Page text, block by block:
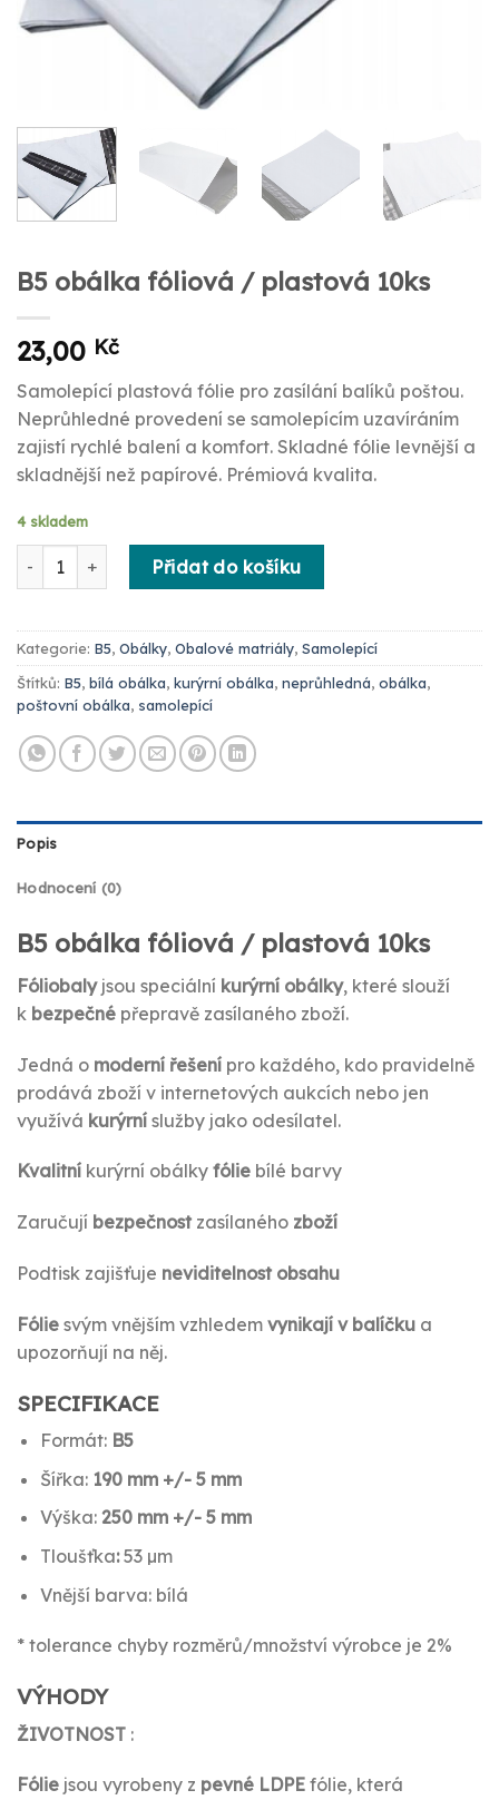
B5 obálka fóliová / plastová 10ks
23,00 Kč
Samolepící plastová fólie pro zasílání balíků poštou.
Neprůhledné provedení se samolepícím uzavíráním
zajistí rychlé balení a komfort. Skladné fólie levnější a
skladnější než papírové. Prémiová kvalita.
4 skladem
B5 obálka fóliová / plastová 10ks množství
Přidat do košíku
Kategorie: B5, Obálky, Obalové matriály, Samolepící
Štítků: B5, bílá obálka, kurýrní obálka, neprůhledná, obálka,
poštovní obálka, samolepící
Popis
Hodnocení (0)
B5 obálka fóliová / plastová 10ks
Fóliobalyjsou speciální kurýrní obálky, které slouží
k bezpečné přepravě zasílaného zboží.
Jedná o moderní řešení pro každého, kdo pravidelně
prodává zboží v internetových aukcích nebo jen
využívá kurýrní služby jako odesílatel.
Kvalitní kurýrní obálky fólie bílé barvy
Zaručují bezpečnost zasílaného zboží
Podtisk zajišťuje neviditelnost obsahu
Fólie svým vnějším vzhledem vynikají v balíčku a
upozorňují na něj.
SPECIFIKACE
Formát: B5
Šířka: 190 mm +/- 5 mm
Výška: 250 mm +/- 5 mm
Tloušťka:53 µm
Vnější barva: bílá
* tolerance chyby rozměrů/množství výrobce je 2%
VÝHODY
ŽIVOTNOST :
Fólie jsou vyrobeny z pevné LDPE fólie, která